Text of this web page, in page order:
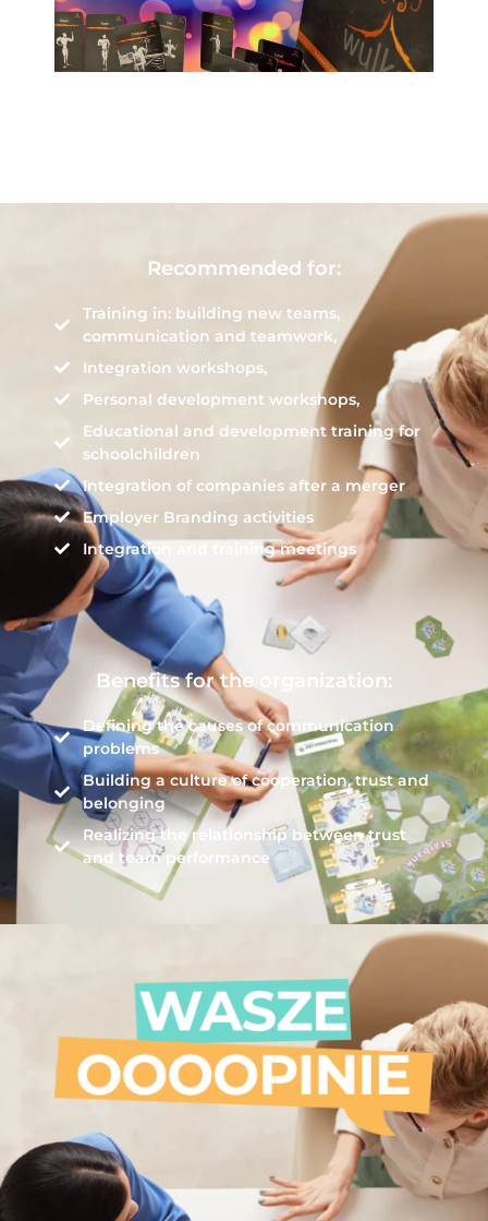
Recommended for:
Training in: building new teams,
communication and teamwork,
Integration workshops,
Personal development workshops,
Educational and development training for
schoolchildren
Integration of companies after a merger
Employer Branding activities
Integration and training meetings
Benefits for the organization:
Defining the causes of communication
problems
Building a culture of cooperation, trust and
belonging
Realizing the relationship between trust
and team performance